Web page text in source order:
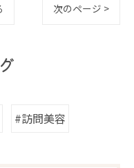
次のページ >
#訪問美容